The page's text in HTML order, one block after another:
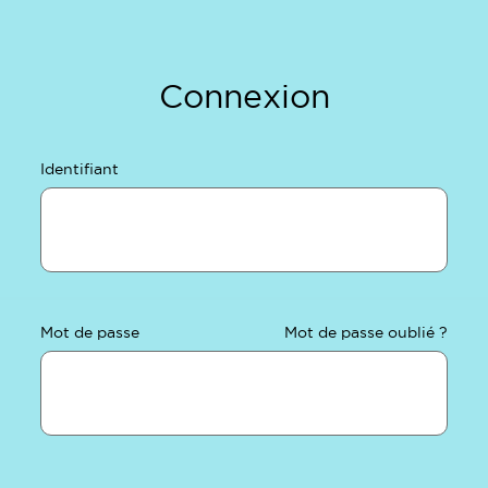
Connexion
Identifiant
Mot de passe Mot de passe oublié ?